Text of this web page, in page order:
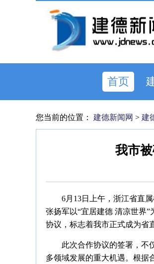
首页
您当前的位置： 建德新闻网 > 建
我市
6月13日上午，浙江省直
张扬军以“宜居建德 清凉世界
协议，标志着我市正式成为省
此次合作协议的签署，不
多领域发展的重大机遇。根据